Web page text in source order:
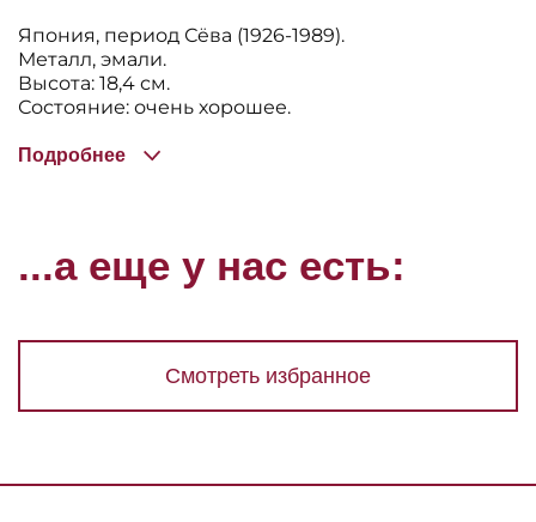
Япония, период Сëва (1926-1989).
Металл, эмали.
Высота: 18,4 см.
Состояние: очень хорошее.
Подробнее
...а еще у нас есть:
Смотреть избранное